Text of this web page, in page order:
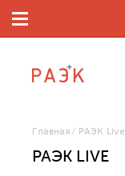
Главная РАЭК Live
РАЭК LIVE